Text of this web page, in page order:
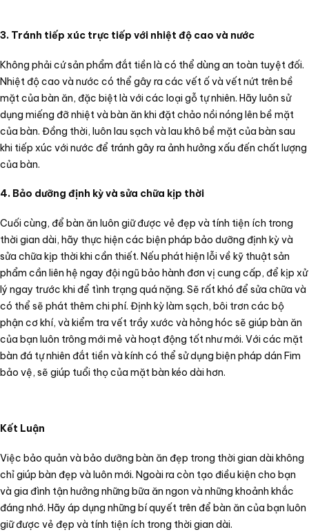
3. Tránh tiếp xúc trực tiếp với nhiệt độ cao và nước
Không phải cứ sản phẩm đắt tiền là có thể dùng an toàn tuyệt đối.
Nhiệt độ cao và nước có thể gây ra các vết ố và vết nứt trên bề
mặt của bàn ăn, đặc biệt là với các loại gỗ tự nhiên. Hãy luôn sử
dụng miếng đỡ nhiệt và bàn ăn khi đặt chảo nồi nóng lên bề mặt
của bàn. Đồng thời, luôn lau sạch và lau khô bề mặt của bàn sau
khi tiếp xúc với nước để tránh gây ra ảnh hưởng xấu đến chất lượng
của bàn.
4. Bảo dưỡng định kỳ và sửa chữa kịp thời
Cuối cùng, để bàn ăn luôn giữ được vẻ đẹp và tính tiện ích trong
thời gian dài, hãy thực hiện các biện pháp bảo dưỡng định kỳ và
sửa chữa kịp thời khi cần thiết. Nếu phát hiện lỗi về kỹ thuật sản
phẩm cần liên hệ ngay đội ngũ bảo hành đơn vị cung cấp, để kịp xử
lý ngay trước khi để tình trạng quá nặng. Sẽ rất khó để sửa chữa và
có thể sẽ phát thêm chi phí. Định kỳ làm sạch, bôi trơn các bộ
phận cơ khí, và kiểm tra vết trầy xước và hỏng hóc sẽ giúp bàn ăn
của bạn luôn trông mới mẻ và hoạt động tốt như mới. Với các mặt
bàn đá tự nhiên đắt tiền và kính có thể sử dụng biện pháp dán Fim
bảo vệ, sẽ giúp tuổi thọ của mặt bàn kéo dài hơn.
Kết Luận
Việc bảo quản và bảo dưỡng bàn ăn đẹp trong thời gian dài không
chỉ giúp bàn đẹp và luôn mới. Ngoài ra còn tạo điều kiện cho bạn
và gia đình tận hưởng những bữa ăn ngon và những khoảnh khắc
đáng nhớ. Hãy áp dụng những bí quyết trên để bàn ăn của bạn luôn
giữ được vẻ đẹp và tính tiện ích trong thời gian dài.